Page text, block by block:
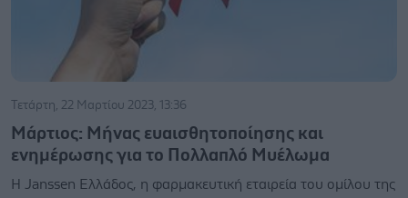
Τετάρτη, 22 Μαρτίου 2023, 13:36
Μάρτιος: Μήνας ευαισθητοποίησης και
ενημέρωσης για το Πολλαπλό Μυέλωμα
Η Janssen Ελλάδος, η φαρμακευτική εταιρεία του ομίλου της